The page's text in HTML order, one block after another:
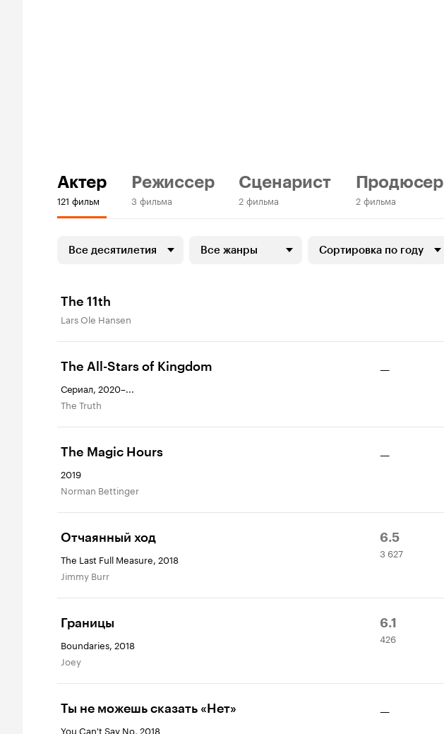
Актер
121 фильм
Режиссер
3 фильма
Сценарист
2 фильма
Продюсер
2 фильма
Все десятилетия Все жанры Сортировка по году
The 11th
Lars Ole Hansen
The All-Stars of Kingdom
Сериал, 2020–...
The Truth
—
The Magic Hours
2019
Norman Bettinger
—
Отчаянный ход
The Last Full Measure, 2018
Jimmy Burr
Рейтинг
Кинопоиска
6.5
3
627
3 627
Границы
Boundaries, 2018
Joey
Рейтинг
Кинопоиска
6.1
426
оценок
426
Ты не можешь сказать «Нет»
You Can't Say No, 2018
—